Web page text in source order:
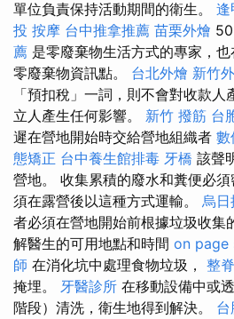
單位負責保持活動期間的衛生。 逢
投 按摩 台中推拿推薦 苗栗外燴 50
薦 是零廢棄物生活方式的專家，
零廢棄物資訊點。 台北外燴 新竹
「預扣稅」一詞，則不會對收款
立人產生任何影響。 新竹 撥筋 台
遲在營地開始時交給營地組織者 數
態矯正 台中養生館排毒 牙橋 該聲
營地。 收集累積的廢水和糞便必
須在露營後以這種方式運輸。 烏日
者必須在營地開始前根據垃圾收集
解醫生的可用地點和時間 on page
師 在消化坑中處理食物垃圾， 整
掩埋。 牙醫診所 在移動設備中或
階段）清洗，衛生地得到解決。